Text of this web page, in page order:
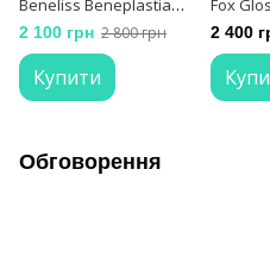
Beneliss Beneplastia
500 мл
2 100 грн 2 800 грн
Купити
Fox
2 400
Обговорення